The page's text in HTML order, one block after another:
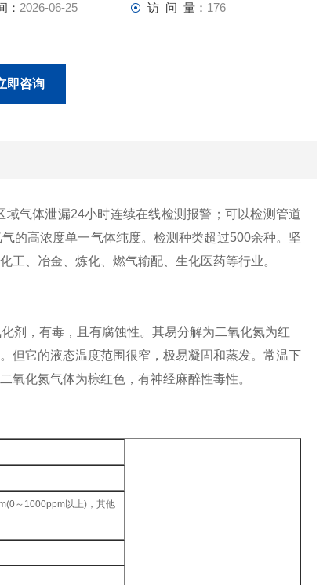
： 2026-06-25 访 问 量： 176
即咨询
气体泄漏24小时连续在线检测报警；可以检测管道
的高浓度单一气体纯度。检测种类超过500余种。坚
工、冶金、炼化、燃气输配、生化医药等行业。
剂，有毒，且有腐蚀性。其易分解为二氧化氮为红
但它的液态温度范围很窄，极易凝固和蒸发。常温下
氧化氮气体为棕红色，有神经麻醉性毒性。
～1000ppm以上)，其他